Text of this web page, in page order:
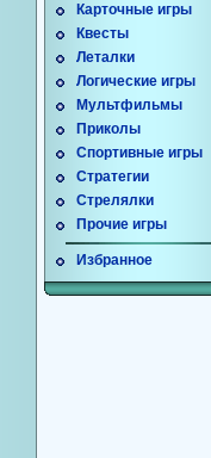
Карточные игры
Квесты
Леталки
Логические игры
Мультфильмы
Приколы
Спортивные игры
Стратегии
Стрелялки
Прочие игры
Избранное